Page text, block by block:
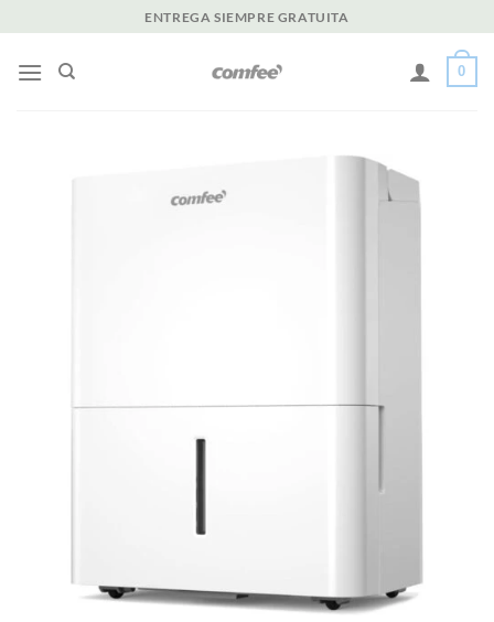
al
contenido
ENTREGA SIEMPRE GRATUITA
0